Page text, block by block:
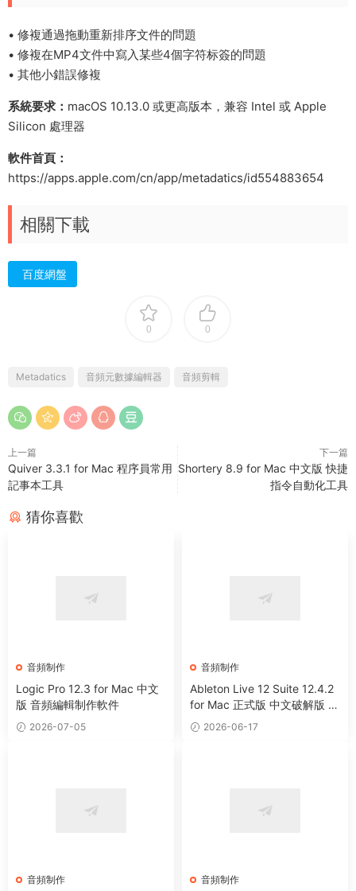
• 修複通過拖動重新排序文件的問題
• 修複在MP4文件中寫入某些4個字符标簽的問題
• 其他小錯誤修複
系統要求： macOS 10.13.0 或更高版本，兼容 Intel 或 Apple
Silicon 處理器
軟件首頁：
https://apps.apple.com/cn/app/metadatics/id554883654
相關下載
百度網盤
0 0
Metadatics 音頻元數據編輯器 音頻剪輯
上一篇
Quiver 3.3.1 for Mac 程序員常用
記事本工具
下一篇
Shortery 8.9 for Mac 中文版 快捷
指令自動化工具
猜你喜歡
音頻制作
Logic Pro 12.3 for Mac 中文
版 音頻編輯制作軟件
2026-07-05
音頻制作
Ableton Live 12 Suite 12.4.2
for Mac 正式版 中文破解版 強
大音樂制作及演奏軟件
2026-06-17
音頻制作 音頻制作